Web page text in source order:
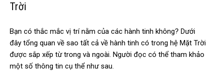
Trời
Bạn có thắc mắc vị trí nằm của các hành tinh không? Dưới
đây tổng quan về sao tất cả về hành tinh có trong hệ Mặt Trời
được sắp xếp từ trong và ngoài. Người đọc có thể tham khảo
một số thông tin cụ thể như sau.